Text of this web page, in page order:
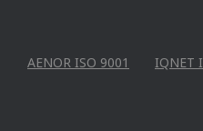
AENOR ISO 9001 IQNET